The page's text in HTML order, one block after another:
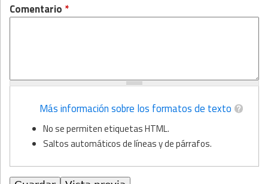
Comentario *
Más información sobre los formatos de texto
No se permiten etiquetas HTML.
Saltos automáticos de líneas y de párrafos.